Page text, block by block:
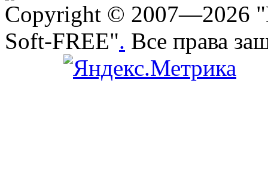
Copyright © 2007—2026
Soft-FREE". Все права